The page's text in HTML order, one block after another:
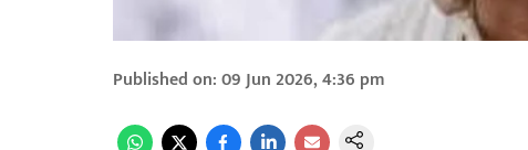
Published on:09 Jun 2026, 4:36 pm